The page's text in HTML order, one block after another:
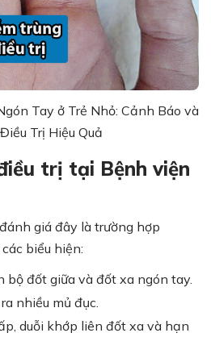
Tay ở Trẻ Nhỏ: Cảnh Báo và
Trị Hiệu Quả
trị tại Bệnh viện
giá đây là trường hợp
biểu hiện:
bộ đốt giữa và đốt xa ngón tay.
nhiều mủ đục.
duỗi khớp liên đốt xa và hạn